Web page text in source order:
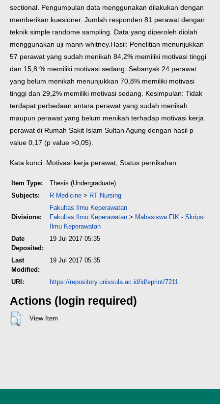
sectional. Pengumpulan data menggunakan dilakukan dengan
memberikan kuesioner. Jumlah responden 81 perawat dengan
teknik simple randome sampling. Data yang diperoleh diolah
menggunakan uji mann-whitney. Hasil: Penelitian menunjukkan
57 perawat yang sudah menikah 84,2% memiliki motivasi tinggi
dan 15,8 % memiliki motivasi sedang. Sebanyak 24 perawat
yang belum menikah menunjukkan 70,8% memiliki motivasi
tinggi dan 29,2% memiliki motivasi sedang. Kesimpulan: Tidak
terdapat perbedaan antara perawat yang sudah menikah
maupun perawat yang belum menikah terhadap motivasi kerja
perawat di Rumah Sakit Islam Sultan Agung dengan hasil p
value 0,17 (p value >0,05).
Kata kunci: Motivasi kerja perawat, Status pernikahan.
Item Type:
Thesis (Undergraduate)
Subjects:
R Medicine > RT Nursing
Divisions:
Fakultas Ilmu Keperawatan
Fakultas Ilmu Keperawatan > Mahasiswa FIK - Skripsi
Ilmu Keperawatan
Date
Deposited:
19 Jul 2017 05:35
Last
Modified:
19 Jul 2017 05:35
URI: https://repository.unissula.ac.id/id/eprint/7211
Actions (login required)
View Item